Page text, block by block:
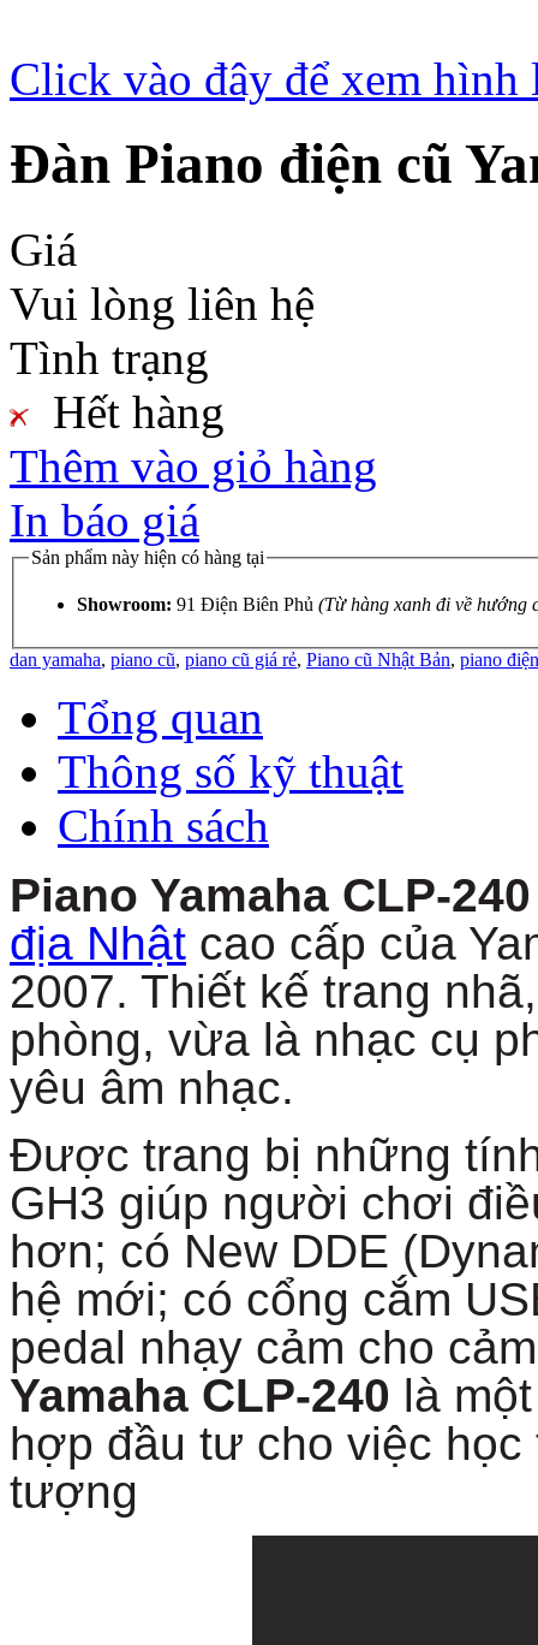
Click vào đây để xem hình
Đàn Piano điện cũ
Giá
Vui lòng liên hệ
Tình trạng
Hết hàng
Thêm vào giỏ hàng
In báo giá
Sản phẩm này hiện có hàng tại
Showroom: 91 Điện Biên Phủ (Từ hàng xanh đi về hướng
dan yamaha, piano cũ, piano cũ giá rẻ, Piano cũ Nhật Bản, piano điện
Tổng quan
Thông số kỹ thuật
Chính sách
Piano Yamaha CLP-
địa Nhật cao cấp của
2007. Thiết kế trang
phòng, vừa là nhạc cụ
yêu âm nhạc.
Được trang bị những
GH3 giúp người chơi
hơn; có New DDE
hệ mới; có cổng cắm
pedal nhạy cảm cho
Yamaha CLP-240 là
hợp đầu tư cho việc
tượng